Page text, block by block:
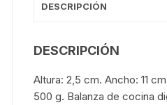
DESCRIPCIÓN
DESCRIPCIÓN
Altura: 2,5 cm. Ancho: 11
500 g. Balanza de cocina